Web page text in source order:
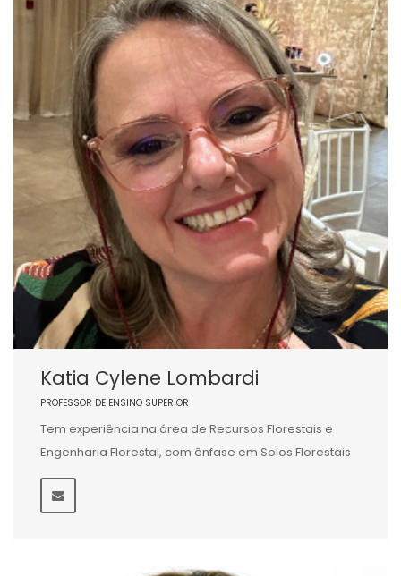
Katia Cylene Lombardi
PROFESSOR DE ENSINO SUPERIOR
Tem experiência na área de Recursos Florestais e
Engenharia Florestal, com ênfase em Solos Florestais